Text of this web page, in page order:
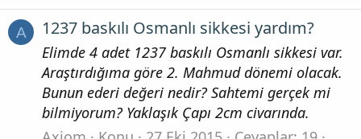
A 1237 baskılı Osmanlı sikkesi yardım?
Elimde 4 adet 1237 baskılı Osmanlı sikkesi var.
Araştırdığıma göre 2. Mahmud dönemi olacak.
Bunun ederi değeri nedir? Sahtemi gerçek mi
bilmiyorum? Yaklaşık Çapı 2cm civarında.